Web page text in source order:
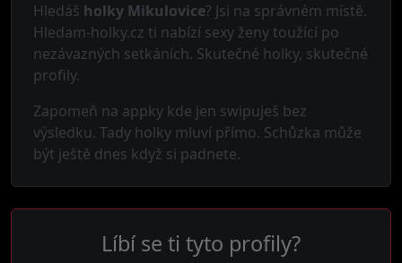
Hledáš holky Mikulovice? Jsi na správném místě.
Hledam-holky.cz ti nabízí sexy ženy toužící po
nezávazných setkáních. Skutečné holky, skutečné
profily.
Zapomeň na appky kde jen swipuješ bez
výsledku. Tady holky mluví přímo. Schůzka může
být ještě dnes když si padnete.
Líbí se ti tyto profily?